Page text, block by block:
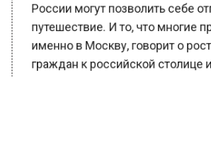
России могут позволить себе
путешествие. И то, что многие
именно в Москву, говорит о
граждан к российской столице